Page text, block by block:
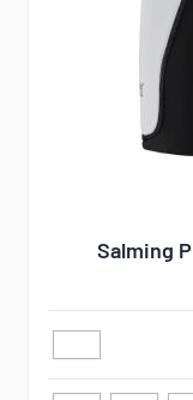
Salming